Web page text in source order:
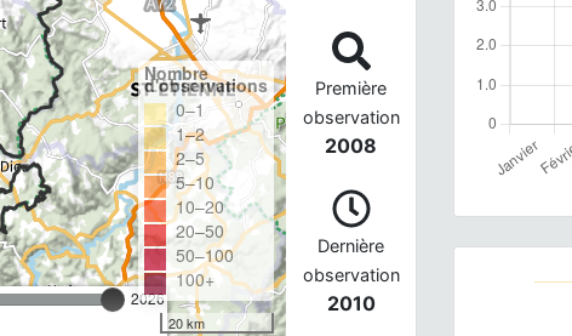
2026
Nombre
d'observations
0–1
1–2
2–5
5–10
10–20
20–50
50–100
100+
20 km
Première
observation
2008
Dernière
observation
2010